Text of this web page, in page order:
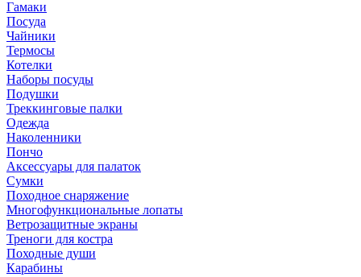
Гамаки
Посуда
Чайники
Термосы
Котелки
Наборы посуды
Подушки
Треккинговые палки
Одежда
Наколенники
Пончо
Аксессуары для палаток
Сумки
Походное снаряжение
Многофункциональные лопаты
Ветрозащитные экраны
Треноги для костра
Походные души
Карабины